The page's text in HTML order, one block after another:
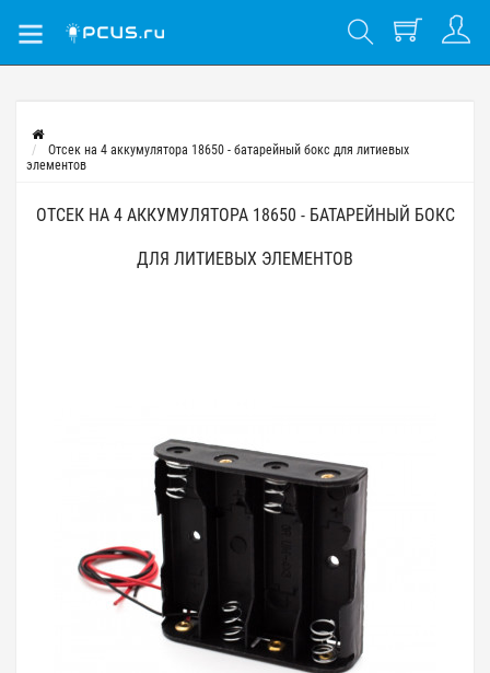
Отсек на 4 аккумулятора 18650 - батарейный бокс для литиевых
элементов
ОТСЕК НА 4 АККУМУЛЯТОРА 18650 - БАТАРЕЙНЫЙ БОКС
ДЛЯ ЛИТИЕВЫХ ЭЛЕМЕНТОВ